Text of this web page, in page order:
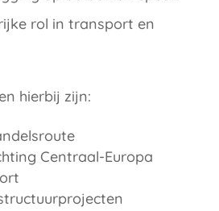
rol in transport en
hierbij zijn:
Centraal-Europa